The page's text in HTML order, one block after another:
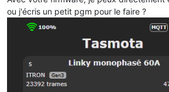
ou j'écris un petit pgm pour le faire ?